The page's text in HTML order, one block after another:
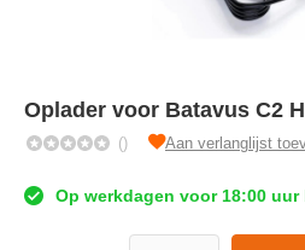
Oplader voor Batavus C2
() Aan verlanglijst
Op werkdagen voor 18:00